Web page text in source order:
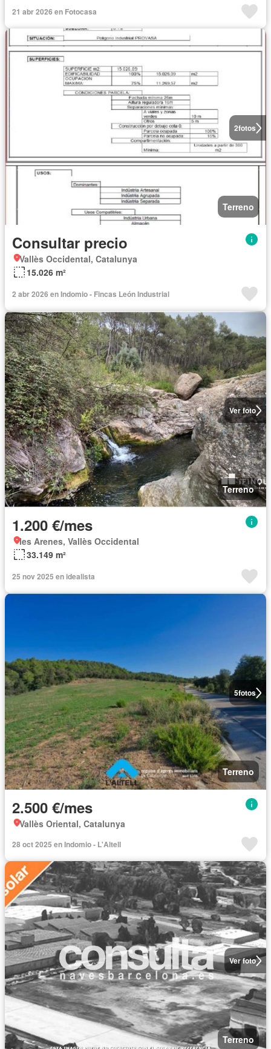
21 abr 2026 en Fotocasa
2fotos
Terreno
Consultar precio
Vallès Occidental, Catalunya
15.026 m²
2 abr 2026 en Indomio - Fincas León Industrial
Ver foto
Terreno
1.200 €/mes
les Arenes, Vallès Occidental
33.149 m²
25 nov 2025 en idealista
5fotos
Terreno
2.500 €/mes
Vallès Oriental, Catalunya
28 oct 2025 en Indomio - L'Altell
Ver foto
Terreno